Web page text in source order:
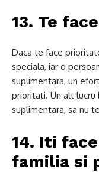
13. Te
Daca te face
speciala, iar o
suplimentara, un
prioritati. Un alt lucru
suplimentara, sa nu
14. Iti
familia si